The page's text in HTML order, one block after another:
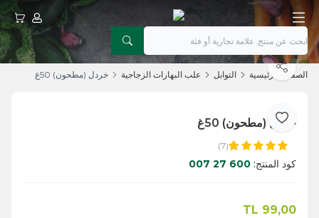
حسابيعربتي
الصفحة الرئيسية التوابل علب البهارات الزجاجية خردل (مطحون) 50غ
أضف إلى المفضلة
يشارك
خردل (مطحون) 50غ
(7)
كود المنتج: 600 27 007
99,00